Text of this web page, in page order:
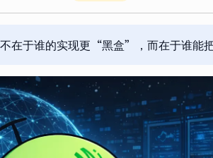
在于谁的实现更“黑盒”，而在于谁能把